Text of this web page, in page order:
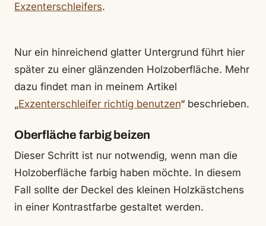
Exzenterschleifers.
Nur ein hinreichend glatter Untergrund führt hier
später zu einer glänzenden Holzoberfläche. Mehr
dazu findet man in meinem Artikel
„Exzenterschleifer richtig benutzen“ beschrieben.
Oberfläche farbig beizen
Dieser Schritt ist nur notwendig, wenn man die
Holzoberfläche farbig haben möchte. In diesem
Fall sollte der Deckel des kleinen Holzkästchens
in einer Kontrastfarbe gestaltet werden.